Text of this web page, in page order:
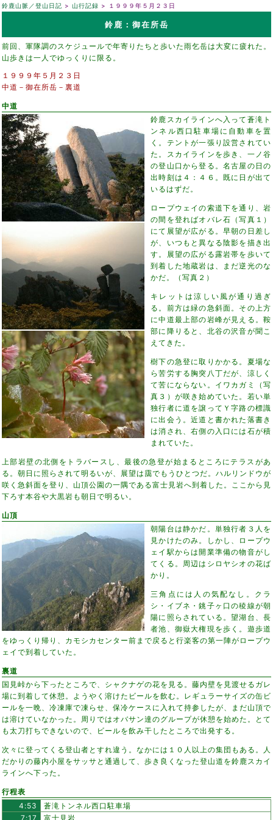
鈴鹿山脈／登山日記 山行記録 １９９９年５月２３日
鈴鹿：御在所岳
前回、軍隊調のスケジュールで年寄りたちと歩いた雨乞岳は大変に疲れた。
山歩きは一人でゆっくりに限る。
１９９９年５月２３日
中道－御在所岳－裏道
中道
鈴鹿スカイラインへ入って蒼滝ト
ンネル西口駐車場に自動車を置
く。テントが一張り設営されてい
た。スカイラインを歩き、一ノ谷
の登山口から登る。名古屋の日の
出時刻は４：４６。既に日が出て
いるはずだ。
ロープウェイの索道下を通り、岩
の間を登ればオバレ石（写真１）
にて展望が広がる。早朝の日差し
が、いつもと異なる陰影を描き出
す。展望の広がる露岩帯を歩いて
到着した地蔵岩は、まだ逆光のな
かだ。（写真２）
キレットは涼しい風が通り過ぎ
る。前方は緑の急斜面。その上方
に中道最上部の岩峰が見える。鞍
部に降りると、北谷の沢音が聞こ
えてきた。
樹下の急登に取りかかる。夏場な
ら苦労する胸突八丁だが、涼しく
て苦にならない。イワカガミ（写
真３）が咲き始めていた。若い単
独行者に道を譲ってＹ字路の標識
に出会う。近道と書かれた落書き
は消され、右側の入口には石が積
まれていた。
上部岩壁の北側をトラバースし、最後の急登が始まるところにテラスがあ
る。朝日に照らされて明るいが、展望は靄でもうひとつだ。ハルリンドウが
咲く急斜面を登り、山頂公園の一隅である富士見岩へ到着した。ここから見
下ろす本谷や大黒岩も朝日で明るい。
山頂
朝陽台は静かだ。単独行者３人を
見かけたのみ。しかし、ロープウ
ェイ駅からは開業準備の物音がし
てくる。周辺はシロヤシオの花ば
かり。
三角点には人の気配なし。クラ
シ・イブネ・銚子ヶ口の稜線が朝
陽に照らされている。望湖台、長
者池、御嶽大権現を歩く。遊歩道
をゆっくり帰り、カモシカセンター前まで戻ると行楽客の第一陣がロープウ
ェイで到着していた。
裏道
国見峠から下ったところで、シャクナゲの花を見る。藤内壁を見渡せるガレ
場に到着して休憩。ようやく溶けたビールを飲む。レギュラーサイズの缶ビ
ールを一晩、冷凍庫で凍らせ、保冷ケースに入れて持参したが、まだ山頂で
は溶けていなかった。周りではオバサン達のグループが休憩を始めた。とて
も太刀打ちできないので、ビールを飲み干したところで出発する。
次々に登ってくる登山者とすれ違う。なかには１０人以上の集団もある。人
だかりの藤内小屋をサッサと通過して、歩き良くなった登山道を鈴鹿スカイ
ラインへ下った。
行程表
4:53
蒼滝トンネル西口駐車場
7:17
富士見岩